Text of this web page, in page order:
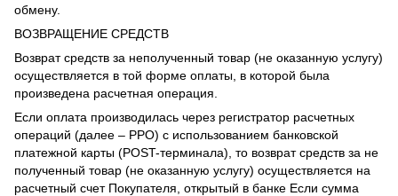
обмену.
ВОЗВРАЩЕНИЕ СРЕДСТВ
Возврат средств за неполученный товар (не оказанную услугу)
осуществляется в той форме оплаты, в которой была
произведена расчетная операция.
Если оплата производилась через регистратор расчетных
операций (далее – РРО) с использованием банковской
платежной карты (POST-терминала), то возврат средств за не
полученный товар (не оказанную услугу) осуществляется на
расчетный счет Покупателя, открытый в банке Если сумма